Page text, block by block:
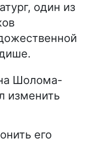
один из
Шолома-
изменить
его